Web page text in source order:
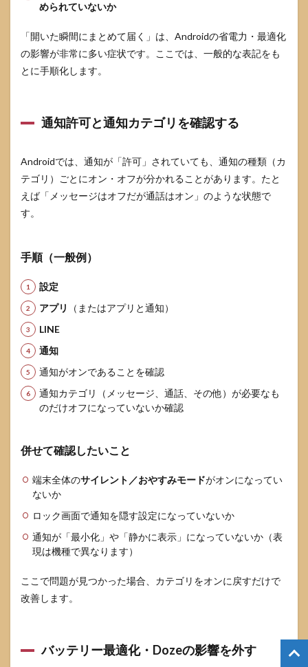
められていないか
「開いた瞬間にまとめて届く」は、Androidの省電力・最適化
の影響が非常に多い症状です。ここでは、一般的な表記をも
とに手順化します。
通知許可と通知カテゴリを確認する
Androidでは、通知が「許可」されていても、通知の種類（カ
テゴリ）ごとにオン・オフが分かれることがあります。たと
えば「メッセージはオフだが通話はオン」のような状態で
す。
手順（一般例）
設定
アプリ
（またはアプリと通知）
LINE
通知
通知がオンであることを確認
通知カテゴリ（メッセージ、通話、その他）が必要なも
のだけオフになっていないか確認
併せて確認したいこと
端末全体のサイレント／おやすみモードがオンになってい
ないか
ロック画面で通知を隠す設定になっていないか
通知が「最小化」や「静かに表示」になっていないか（表
現は機種で異なります）
ここで問題が見つかった場合、カテゴリをオンに戻すだけで
改善します。
バッテリー最適化・Dozeの影響を外す